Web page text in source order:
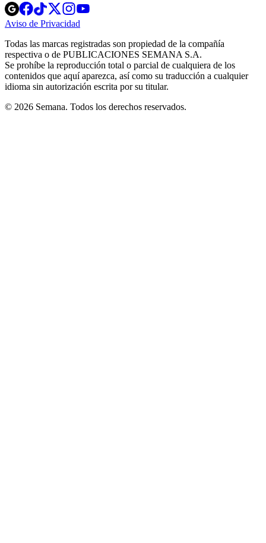
Opens
in
new
Opens
in
new
Opens
in
new
window
Opens
new
windowwindow
Aviso de Privacidad
new
window
Todas las marcas registradas son propiedad de la compañía
respectiva o de PUBLICACIONES SEMANA S.A.
Se prohíbe la reproducción total o parcial de cualquiera de los
contenidos que aquí aparezca, así como su traducción a cualquier
idioma sin autorización escrita por su titular.
© 2026 Semana. Todos los derechos reservados.